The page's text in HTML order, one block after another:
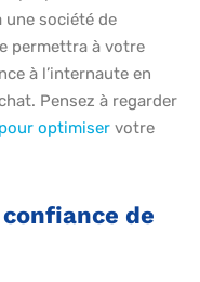
une société de
permettra à votre
à l’internaute en
Pensez à regarder
optimiser votre
de